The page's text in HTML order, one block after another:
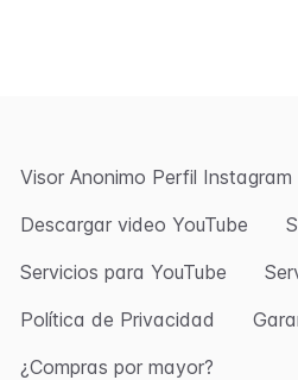
Visor Anonimo Perfil Instagram
Descargar video YouTube
Servicios para YouTube
Política de Privacidad
¿Compras por mayor?